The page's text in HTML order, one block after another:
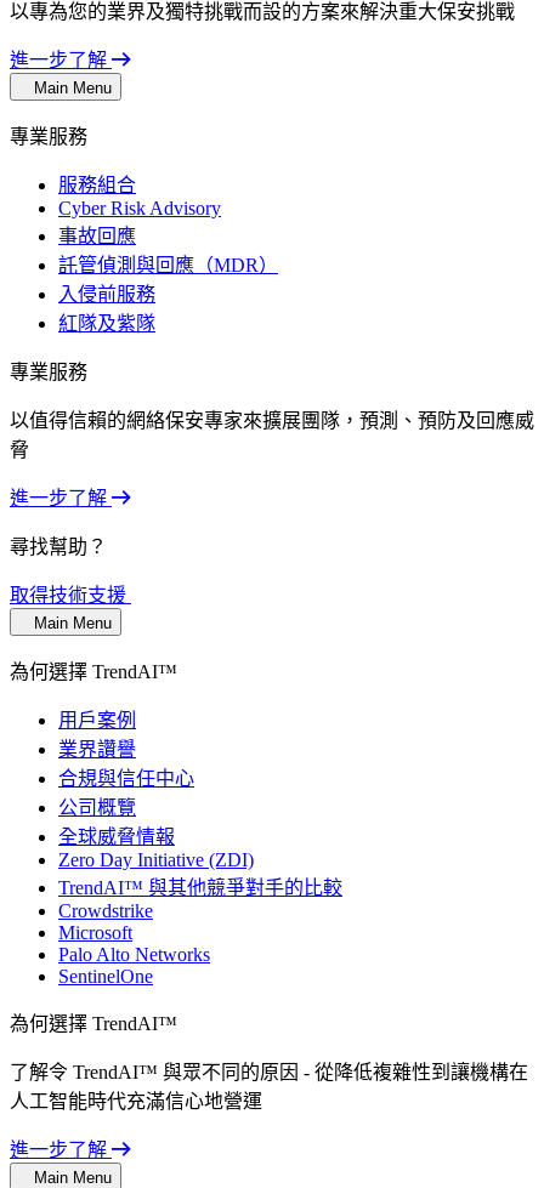
以專為您的業界及獨特挑戰而設的方案來解決重大保安挑戰
進一步了解
Main Menu
專業服務
服務組合
Cyber Risk Advisory
事故回應
託管偵測與回應（MDR）
入侵前服務
紅隊及紫隊
專業服務
以值得信賴的網絡保安專家來擴展團隊，預測、預防及回應威
脅
進一步了解
尋找幫助？
取得技術支援
Main Menu
為何選擇 TrendAI™
用戶案例
業界讚譽
合規與信任中心
公司概覽
全球威脅情報
Zero Day Initiative (ZDI)
TrendAI™ 與其他競爭對手的比較
Crowdstrike
Microsoft
Palo Alto Networks
SentinelOne
為何選擇 TrendAI™
了解令 TrendAI™ 與眾不同的原因 - 從降低複雜性到讓機構在
人工智能時代充滿信心地營運
進一步了解
Main Menu